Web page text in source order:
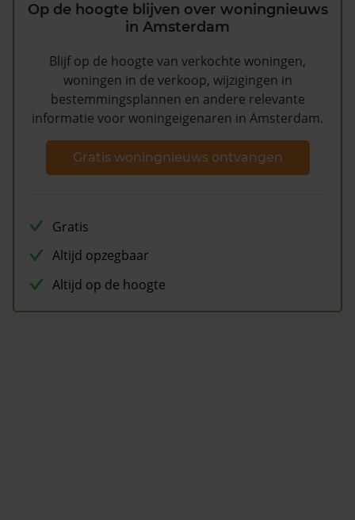
Op de hoogte blijven over woningnieuws
in Amsterdam
Blijf op de hoogte van verkochte woningen,
woningen in de verkoop, wijzigingen in
bestemmingsplannen en andere relevante
informatie voor woningeigenaren in Amsterdam.
Gratis woningnieuws ontvangen
Gratis
Altijd opzegbaar
Altijd op de hoogte